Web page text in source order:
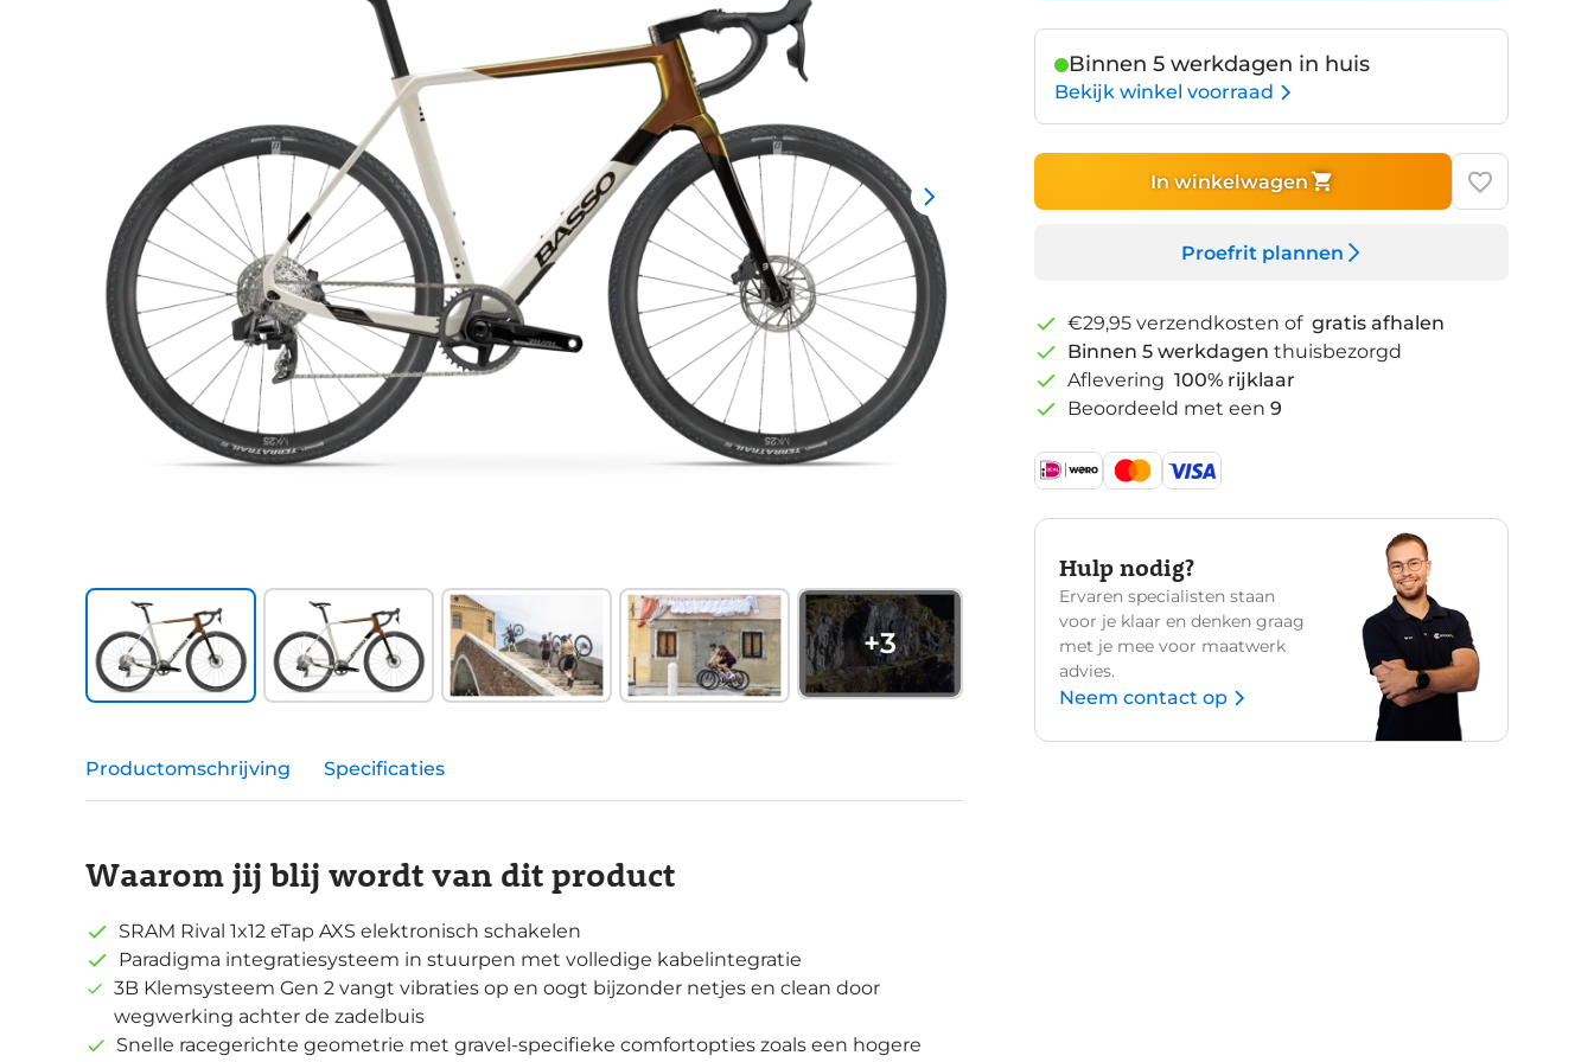
+3
Binnen 5 werkdagen in huis
Bekijk winkel voorraad
In winkelwagen
Proefrit plannen
€29,95 verzendkosten of gratis afhalen
Binnen 5 werkdagen thuisbezorgd
Aflevering 100% rijklaar
Beoordeeld met een 9
Hulp nodig?
Ervaren specialisten staan
voor je klaar en denken graag
met je mee voor maatwerk
advies.
Neem contact op
Productomschrijving Specificaties
Waarom jij blij wordt van dit product
SRAM Rival 1x12 eTap AXS elektronisch schakelen
Paradigma integratiesysteem in stuurpen met volledige kabelintegratie
3B Klemsysteem Gen 2 vangt vibraties op en oogt bijzonder netjes en clean door
wegwerking achter de zadelbuis
Snelle racegerichte geometrie met gravel-specifieke comfortopties zoals een hogere